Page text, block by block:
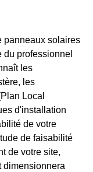
panneaux solaires
du professionnel
les
les
Local
d'installation
de votre
de faisabilité
de votre site,
dimensionnera